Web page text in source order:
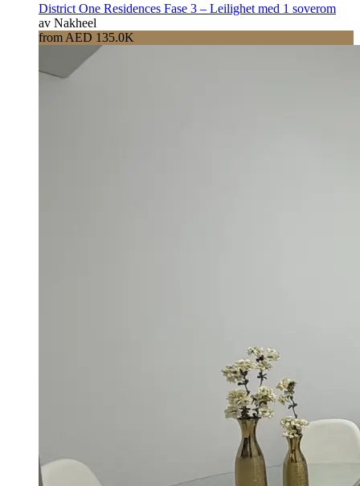
District One Residences Fase 3 – Leilighet med 1 soverom
av Nakheel
from AED 135.0K